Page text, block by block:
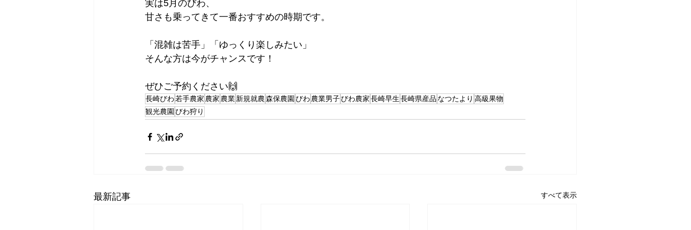
実は5月のびわ、
甘さも乗ってきて一番おすすめの時期です。
「混雑は苦手」「ゆっくり楽しみたい」
そんな方は今がチャンスです！
ぜひご予約ください🙌
長崎びわ若手農家 農家 農業新規就農森保農園 びわ 農業男子びわ農家長崎早生長崎県産品 なつたより 高級果物
観光農園 びわ狩り
最新記事 すべて表示